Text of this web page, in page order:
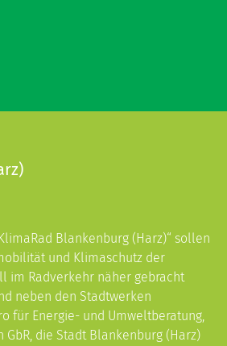
Blankenburg (Harz)“ sollen
und Klimaschutz der
im Radverkehr näher gebracht
neben den Stadtwerken
für Energie- und Umweltberatung,
die Stadt Blankenburg (Harz)